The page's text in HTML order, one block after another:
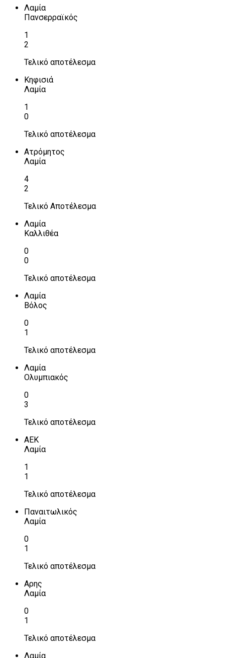
Λαμία
Πανσερραϊκός
1
2
Τελικό αποτέλεσμα
Κηφισιά
Λαμία
1
0
Τελικό αποτέλεσμα
Ατρόμητος
Λαμία
4
2
Τελικό Αποτέλεσμα
Λαμία
Καλλιθέα
0
0
Τελικό αποτέλεσμα
Λαμία
Βόλος
0
1
Τελικό αποτέλεσμα
Λαμία
Ολυμπιακός
0
3
Τελικό αποτέλεσμα
ΑΕΚ
Λαμία
1
1
Τελικό αποτέλεσμα
Παναιτωλικός
Λαμία
0
1
Τελικό αποτέλεσμα
Αρης
Λαμία
0
1
Τελικό αποτέλεσμα
Λαμία